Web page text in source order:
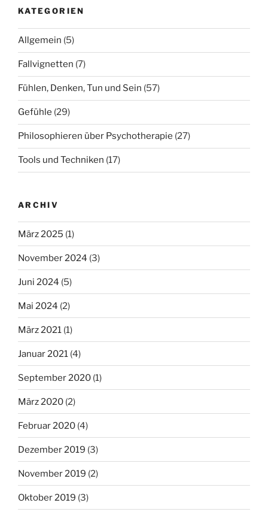
KATEGORIEN
Allgemein (5)
Fallvignetten (7)
Fühlen, Denken, Tun und Sein (57)
Gefühle (29)
Philosophieren über Psychotherapie (27)
Tools und Techniken (17)
ARCHIV
März 2025 (1)
November 2024 (3)
Juni 2024 (5)
Mai 2024 (2)
März 2021 (1)
Januar 2021 (4)
September 2020 (1)
März 2020 (2)
Februar 2020 (4)
Dezember 2019 (3)
November 2019 (2)
Oktober 2019 (3)